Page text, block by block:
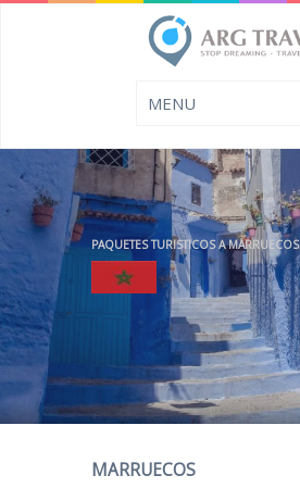
PAQUETES TURISTICOS A MARRUECOS
MARRUECOS